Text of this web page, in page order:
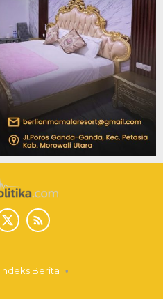
Indeks Berita